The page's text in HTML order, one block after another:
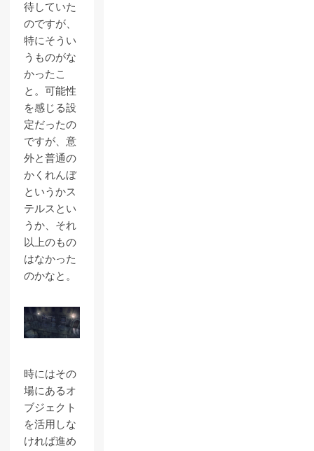
待していた
のですが、
特にそうい
うものがな
かったこ
と。可能性
を感じる設
定だったの
ですが、意
外と普通の
かくれんぼ
というかス
テルスとい
うか、それ
以上のもの
はなかった
のかなと。
時にはその
場にあるオ
ブジェクト
を活用しな
ければ進め